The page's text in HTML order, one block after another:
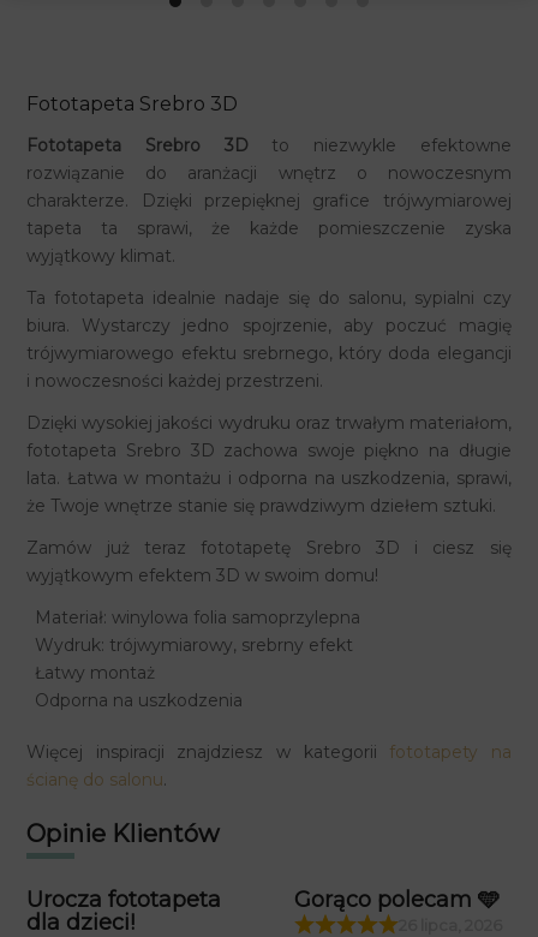
Fototapeta Srebro 3D
Fototapeta Srebro 3D to niezwykle efektowne
rozwiązanie do aranżacji wnętrz o nowoczesnym
charakterze. Dzięki przepięknej grafice trójwymiarowej
tapeta ta sprawi, że każde pomieszczenie zyska
wyjątkowy klimat.
Ta fototapeta idealnie nadaje się do salonu, sypialni czy
biura. Wystarczy jedno spojrzenie, aby poczuć magię
trójwymiarowego efektu srebrnego, który doda elegancji
i nowoczesności każdej przestrzeni.
Dzięki wysokiej jakości wydruku oraz trwałym materiałom,
fototapeta Srebro 3D zachowa swoje piękno na długie
lata. Łatwa w montażu i odporna na uszkodzenia, sprawi,
że Twoje wnętrze stanie się prawdziwym dziełem sztuki.
Zamów już teraz fototapetę Srebro 3D i ciesz się
wyjątkowym efektem 3D w swoim domu!
Materiał: winylowa folia samoprzylepna
Wydruk: trójwymiarowy, srebrny efekt
Łatwy montaż
Odporna na uszkodzenia
Więcej inspiracji znajdziesz w kategorii fototapety na
ścianę do salonu.
Opinie Klientów
Urocza fototapeta
dla dzieci!
Gorąco polecam 🩵